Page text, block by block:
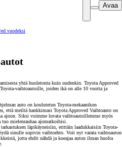
Avaa
vuodeksi
yhtä huoletonta kuin uudenkin. Toyota Approved
vaihtoautoille, joiden ikä on alle 10 vuotta ja
auto on koulutetun Toyota-mekaanikon
että meiltä hankkimasi Toyota Approved Vaihtoauto on
ajoon. Siksi voimme luvata vaihtoautoillemme myös
mielenrauhaa ajomatkoihisi.
läpikäyneisiin, erittäin laadukkaisiin Toyota-
sinulle sopivin vaihtoehto. Voit nyt varata vaihtoauton
jotta ehdit nähdä ja koeajaa auton ilman huolta